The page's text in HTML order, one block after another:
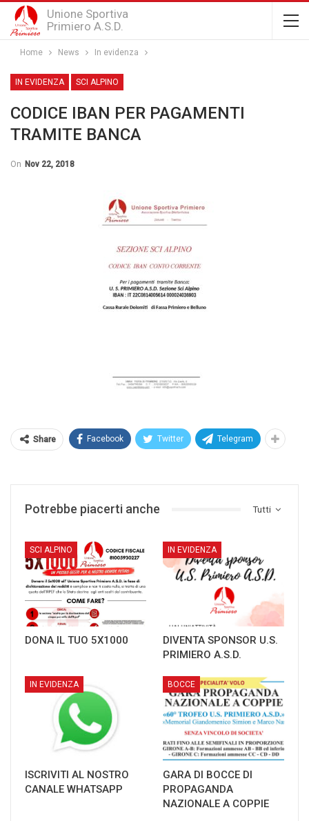
Unione Sportiva
Primiero A.S.D.
Home News In evidenza
IN EVIDENZA SCI ALPINO
CODICE IBAN PER PAGAMENTI
TRAMITE BANCA
On Nov 22, 2018
Share Facebook Twitter Telegram
Tutti
Potrebbe piacerti anche
SCI ALPINO
DONA IL TUO 5X1000
IN EVIDENZA
DIVENTA SPONSOR U.S.
PRIMIERO A.S.D.
IN EVIDENZA
ISCRIVITI AL NOSTRO
CANALE WHATSAPP
BOCCE
GARA DI BOCCE DI
PROPAGANDA
NAZIONALE A COPPIE